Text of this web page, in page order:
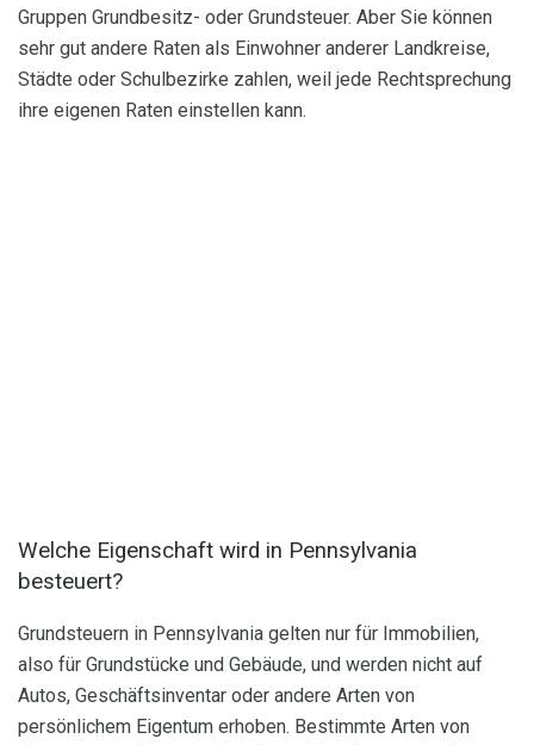
Gruppen Grundbesitz- oder Grundsteuer. Aber Sie können
sehr gut andere Raten als Einwohner anderer Landkreise,
Städte oder Schulbezirke zahlen, weil jede Rechtsprechung
ihre eigenen Raten einstellen kann.
Welche Eigenschaft wird in Pennsylvania
besteuert?
Grundsteuern in Pennsylvania gelten nur für Immobilien,
also für Grundstücke und Gebäude, und werden nicht auf
Autos, Geschäftsinventar oder andere Arten von
persönlichem Eigentum erhoben. Bestimmte Arten von